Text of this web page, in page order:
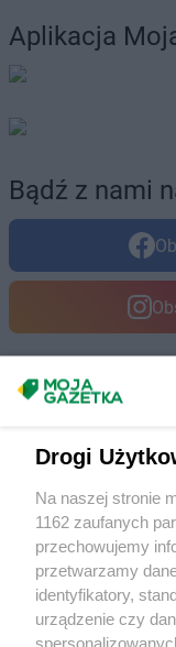
Aplikacja
Bądź z nami
Masz
Współpraca
Zobacz szczegóły
Retail
Wasze ulubione
Drogi
Na naszej stronie
1162 zaufanych
przechowujemy
przetwarzamy
identyfikatory,
urządzenie czy